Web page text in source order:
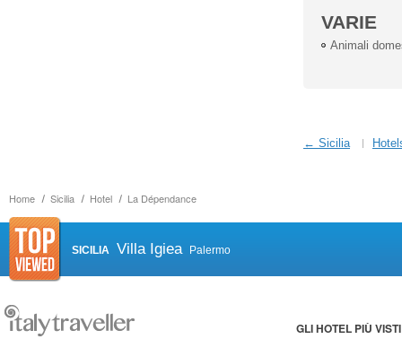
Home Sicilia Hotel La Dépendance
VARIE
Animali
← Sicilia
SICILIA Villa Igiea Palermo
GLI HOTEL PIÙ VISTI